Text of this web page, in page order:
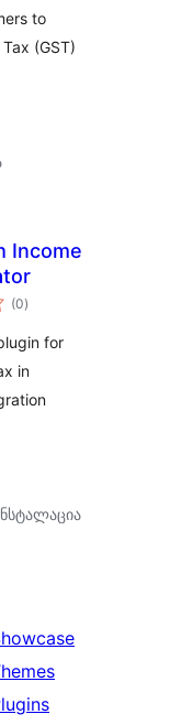
to
(GST)
Income
(0საერთო
რეიტინგი
)
for
in